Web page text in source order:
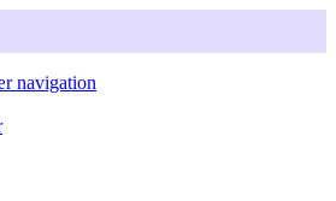
navigation